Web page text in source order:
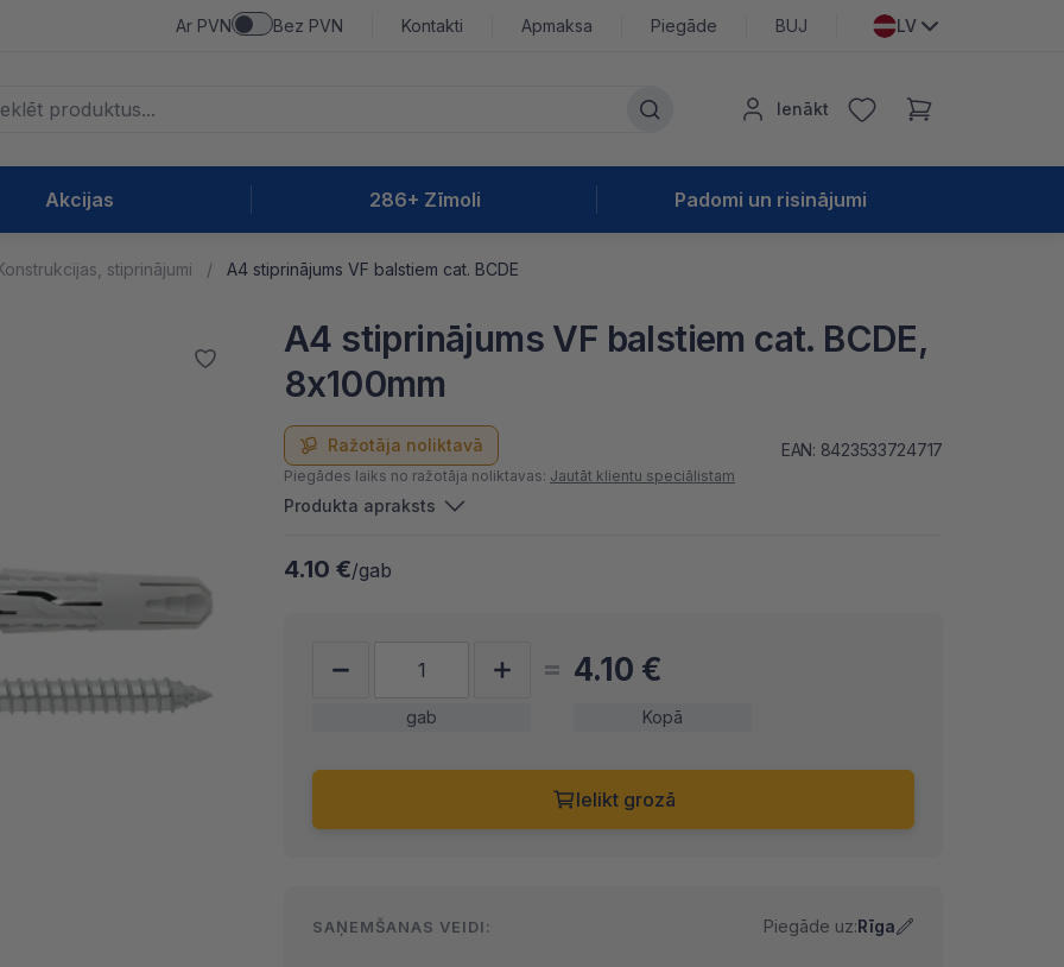
Ar PVN Bez PVN Kontakti Apmaksa Piegāde BUJ LV
Ienākt
Akcijas 286+ Zīmoli Padomi un risinājumi
stiprinājumi A4 stiprinājums VF balstiem cat. BCDE
A4 stiprinājums VF balstiem cat. BCDE,
8x100mm
Ražotāja noliktavā EAN: 8423533724717
Piegādes laiks no ražotāja noliktavas: Jautāt klientu speciālistam
Produkta apraksts
4.10 €/gab
gab
4.10 €
Kopā
Ielikt grozā
SAŅEMŠANAS VEIDI: Piegāde uz:Rīga